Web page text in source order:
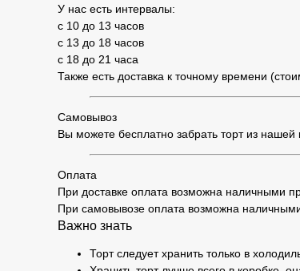
У нас есть интервалы:
с 10 до 13 часов
с 13 до 18 часов
с 18 до 21 часа
Также есть доставка к точному времени
Самовывоз
Вы можете бесплатно забрать торт из
Оплата
При доставке оплата возможна наличными
При самовывозе оплата возможна
Важно знать
Торт следует хранить только в